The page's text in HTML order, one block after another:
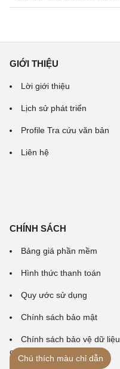
GIỚI THIỆU
Lời giới thiệu
Lịch sử phát triển
Profile Tra cứu văn bản
Liên hệ
CHÍNH SÁCH
Bảng giá phần mềm
Hình thức thanh toán
Quy ước sử dụng
Chính sách bảo mật
Chính sách bảo vệ dữ liệu
cá nhân
Chú thích màu chỉ dẫn